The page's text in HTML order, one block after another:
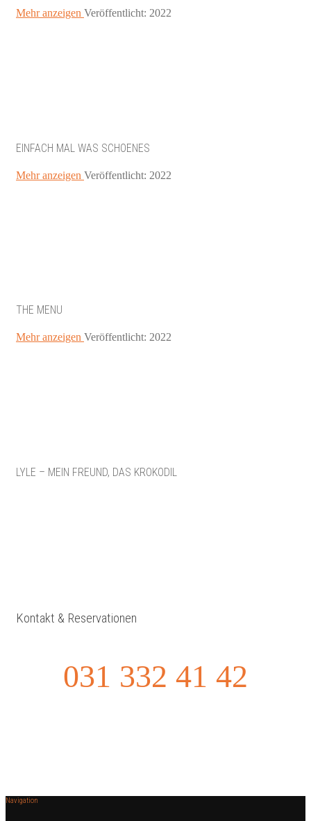
Mehr anzeigen Veröffentlicht: 2022
EINFACH MAL WAS SCHOENES
Mehr anzeigen Veröffentlicht: 2022
THE MENU
Mehr anzeigen Veröffentlicht: 2022
LYLE – MEIN FREUND, DAS KROKODIL
Kontakt & Reservationen
031 332 41 42
Navigation